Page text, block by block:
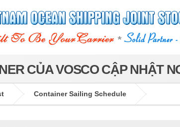
CỦA VOSCO CẬP NHẬT
Container Sailing Schedule